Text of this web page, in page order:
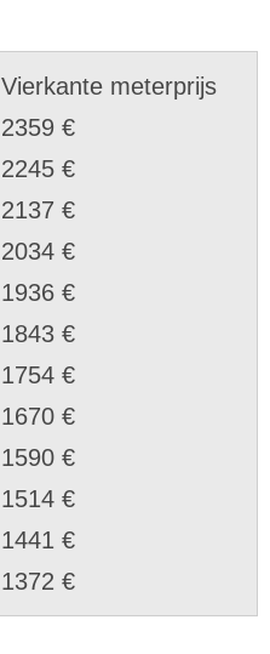
Vierkante meterprijs
2359 €
2245 €
2137 €
2034 €
1936 €
1843 €
1754 €
1670 €
1590 €
1514 €
1441 €
1372 €